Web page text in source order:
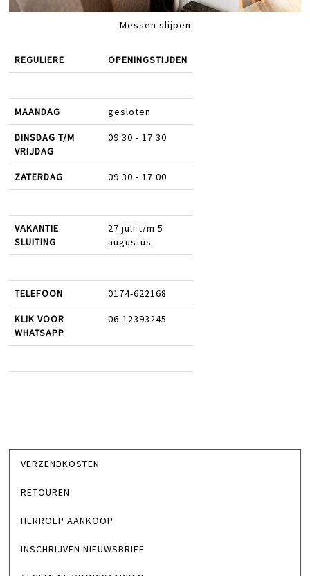
Messen slijpen
REGULIERE OPENINGSTIJDEN
MAANDAG gesloten
DINSDAG T/M
VRIJDAG
09.30 - 17.30
ZATERDAG 09.30 - 17.00
VAKANTIE
SLUITING
27 juli t/m 5
augustus
TELEFOON 0174-622168
KLIK VOOR
WHATSAPP
06-12393245
VERZENDKOSTEN
RETOUREN
HERROEP AANKOOP
INSCHRIJVEN NIEUWSBRIEF